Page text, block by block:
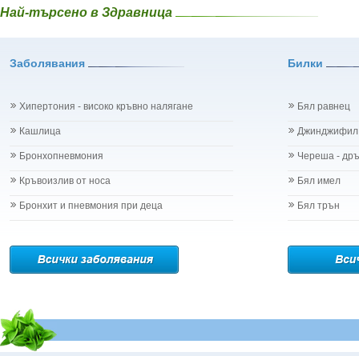
Най-търсено в Здравница
Заболявания Билки
Хипертония - високо кръвно налягане
Кашлица
Бронхопневмония
Кръвоизлив от носа
Бронхит и пневмония при деца
Бял равнец
Джинджифил
Череша -
Бял имел
Бял трън